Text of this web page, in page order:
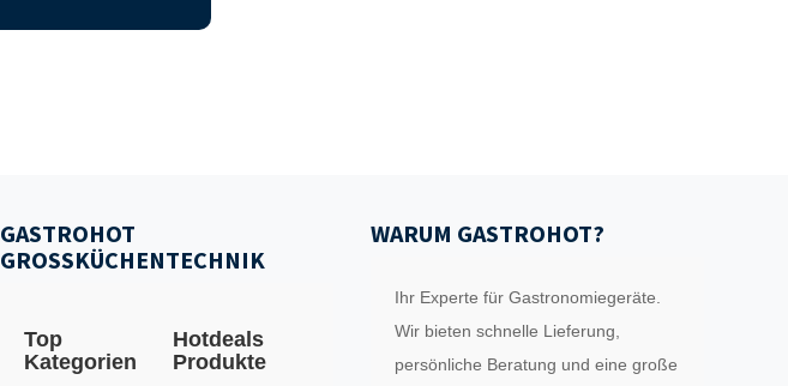
GASTROHOT
GROSSKÜCHENTECHNIK
Top
Kategorien
Hotdeals
Produkte
WARUM GASTROHOT?
Ihr Experte für Gastronomiegeräte.
Wir bieten schnelle Lieferung,
persönliche Beratung und eine große